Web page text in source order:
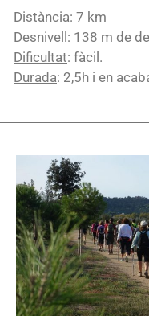
Distància: 7 km
Desnivell : 138 m de
Dificultat: fàcil.
Durada: 2,5h i en